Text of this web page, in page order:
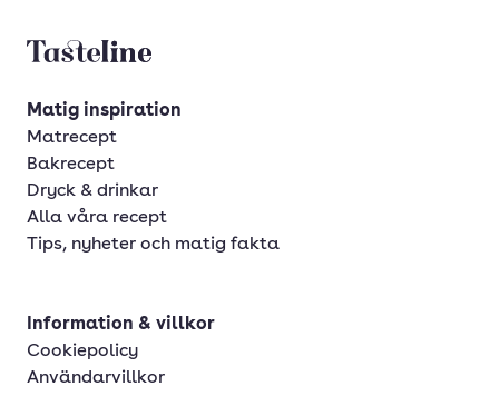
Tasteline startsida
Matig inspiration
Matrecept
Bakrecept
Dryck & drinkar
Alla våra recept
Tips, nyheter och matig fakta
Information & villkor
Cookiepolicy
Användarvillkor